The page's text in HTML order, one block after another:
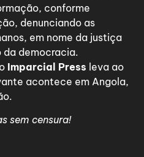
conforme
denunciando as
em nome da justiça
democracia.
Imparcial Press leva ao
acontece em Angola,
sem censura!